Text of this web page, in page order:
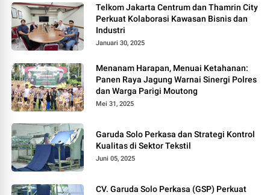
Telkom Jakarta Centrum dan Thamrin City
Perkuat Kolaborasi Kawasan Bisnis dan
Industri
Januari 30, 2025
Menanam Harapan, Menuai Ketahanan:
Panen Raya Jagung Warnai Sinergi Polres
dan Warga Parigi Moutong
Mei 31, 2025
Garuda Solo Perkasa dan Strategi Kontrol
Kualitas di Sektor Tekstil
Juni 05, 2025
CV. Garuda Solo Perkasa (GSP) Perkuat